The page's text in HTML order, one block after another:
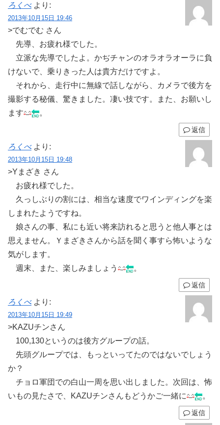
ろくべ より:
2013年10月15日 19:46
>でむでむ さん
先導、お疲れ様でした。
立派な先導でしたよ。かぢチャンのオラオラオーラに負
けないで、乗りきった人は貴方だけですよ。
それから、走行中に無線で話しながら、カメラで後方を
撮影する秘儀、驚きました。凄い技です。また、お願いし
ます
。
返信
ろくべ より:
2013年10月15日 19:48
>Yまざき さん
お疲れ様でした。
久っしぶりの割には、相当な速度でワインディングを楽
しまれたようですね。
娘さんの事、私にも近い将来訪れると思うと他人事とは
思えません。Ｙまざきさんから話を聞く事すら怖いような
気がします。
週末、また、楽しみましょう
。
返信
ろくべ より:
2013年10月15日 19:49
>KAZUチンさん
100,130というのは後方グループの話。
先頭グループでは、もっといってたのではないでしょう
か？
チョロ軍団での白山一周を思い出しました。次回は、怖
いもの見たさで、KAZUチンさんもどうかご一緒に
。
返信